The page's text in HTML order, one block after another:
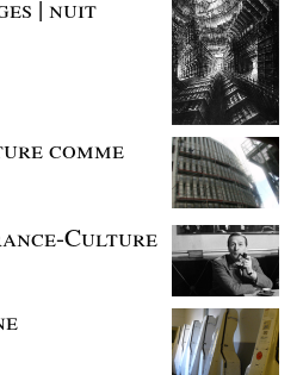
| nuit
comme
Culture